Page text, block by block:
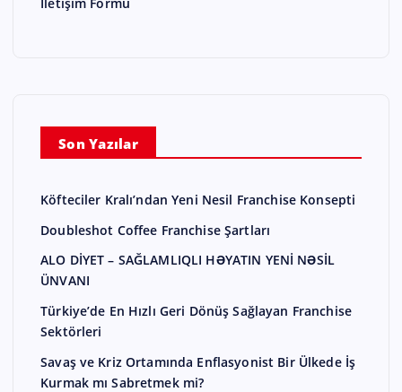
Son Yazılar
Köfteciler Kralı’ndan Yeni Nesil Franchise Konsepti
Doubleshot Coffee Franchise Şartları
ALO DİYET – SAĞLAMLIQLI HƏYATIN YENİ NƏSİL
ÜNVANI
Türkiye’de En Hızlı Geri Dönüş Sağlayan Franchise
Sektörleri
Savaş ve Kriz Ortamında Enflasyonist Bir Ülkede İş
Kurmak mı Sabretmek mi?